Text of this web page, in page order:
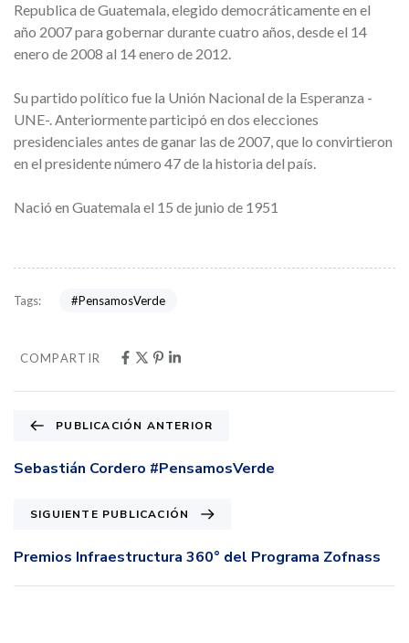
Republica de Guatemala, elegido democráticamente en el
año 2007 para gobernar durante cuatro años, desde el 14
enero de 2008 al 14 enero de 2012.
Su partido político fue la Unión Nacional de la Esperanza -
UNE-. Anteriormente participó en dos elecciones
presidenciales antes de ganar las de 2007, que lo convirtieron
en el presidente número 47 de la historia del país.
Nació en Guatemala el 15 de junio de 1951
Tags: #PensamosVerde
COMPARTIR
PUBLICACIÓN ANTERIOR
Sebastián Cordero #PensamosVerde
SIGUIENTE PUBLICACIÓN
Premios Infraestructura 360° del Programa Zofnass